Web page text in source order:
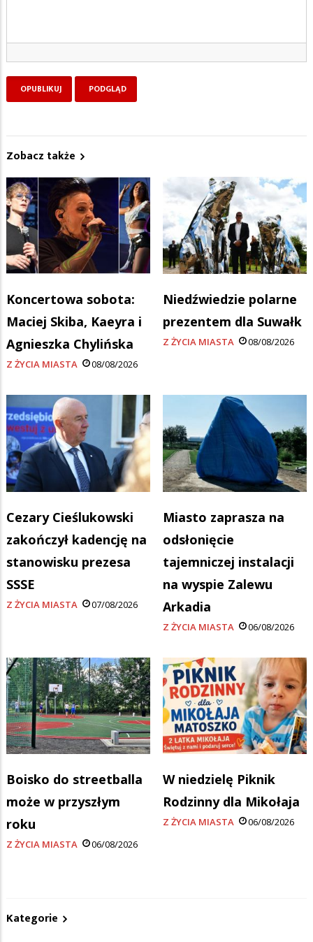
Zobacz także
Koncertowa sobota:
Maciej Skiba, Kaeyra i
Agnieszka Chylińska
Z ŻYCIA MIASTA 08/08/2026
Niedźwiedzie polarne
prezentem dla Suwałk
Z ŻYCIA MIASTA 08/08/2026
Cezary Cieślukowski
zakończył kadencję na
stanowisku prezesa
SSSE
Z ŻYCIA MIASTA 07/08/2026
Miasto zaprasza na
odsłonięcie
tajemniczej instalacji
na wyspie Zalewu
Arkadia
Z ŻYCIA MIASTA 06/08/2026
Boisko do streetballa
może w przyszłym
roku
Z ŻYCIA MIASTA 06/08/2026
W niedzielę Piknik
Rodzinny dla Mikołaja
Z ŻYCIA MIASTA 06/08/2026
Kategorie